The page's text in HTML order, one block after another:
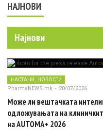
НАЈНОВИ
Најнови
НАСТАНИ, НОВОСТИ
PharmaNEWS.mk - 20/07/2026
Може ли вештачката
одложувањата на
на AUTOMA+ 2026